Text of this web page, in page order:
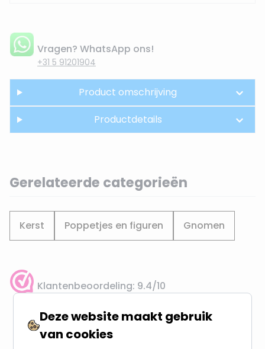
Vragen? WhatsApp ons!
+31 5 91201904
Product omschrijving
Productdetails
Gerelateerde categorieën
Kerst Poppetjes en figuren Gnomen
Klantenbeoordeling: 9.4/10
Gratis verzending + snel geleverd
Deze website maakt gebruik
van cookies